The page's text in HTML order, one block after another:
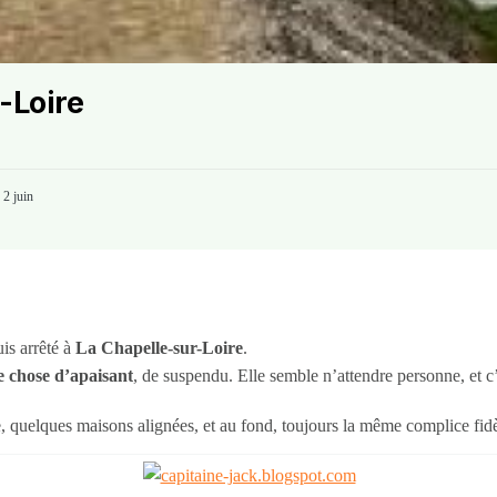
Loire​
2 juin
arrêté à La Chapelle-sur-Loire.
chose d’apaisant, de suspendu. Elle semble n’attendre personne, et
quelques maisons alignées, et au fond, toujours la même complice